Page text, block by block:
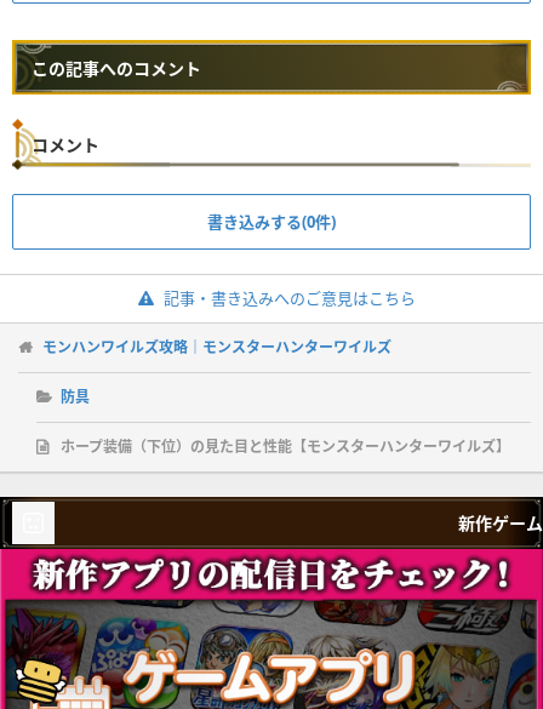
この記事へのコメント
コメント
書き込みする(0件)
記事・書き込みへのご意見はこちら
モンハンワイルズ攻略｜モンスターハンターワイルズ
防具
ホープ装備（下位）の見た目と性能【モンスターハンターワイルズ】
新作ゲーム